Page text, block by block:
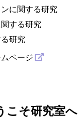
に関する研究
する研究
研究
ページ
こそ研究室へ